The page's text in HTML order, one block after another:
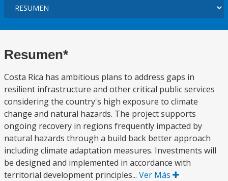
Resumen*
Costa Rica has ambitious plans to address gaps in
resilient infrastructure and other critical public services
considering the country's high exposure to climate
change and natural hazards. The project supports
ongoing recovery in regions frequently impacted by
natural hazards through a build back better approach
including climate adaptation measures. Investments will
be designed and implemented in accordance with
territorial development principles... Ver Más